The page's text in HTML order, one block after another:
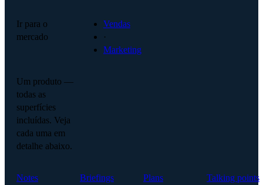
Ir para o
mercado
Vendas
·
Marketing
Um produto —
todas as
superfícies
incluídas. Veja
cada uma em
detalhe abaixo.
Notes Briefings Plans Talking points